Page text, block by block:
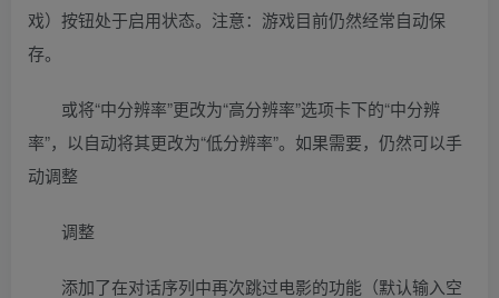
戏）按钮处于启用状态。注意：游戏目前仍然经常自动保
存。
或将“中分辨率”更改为“高分辨率”选项卡下的“中分辨
率”，以自动将其更改为“低分辨率”。如果需要，仍然可以手
动调整
调整
添加了在对话序列中再次跳过电影的功能（默认输入空